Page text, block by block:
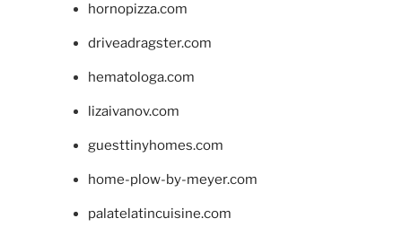
hornopizza.com
driveadragster.com
hematologa.com
lizaivanov.com
guesttinyhomes.com
home-plow-by-meyer.com
palatelatincuisine.com